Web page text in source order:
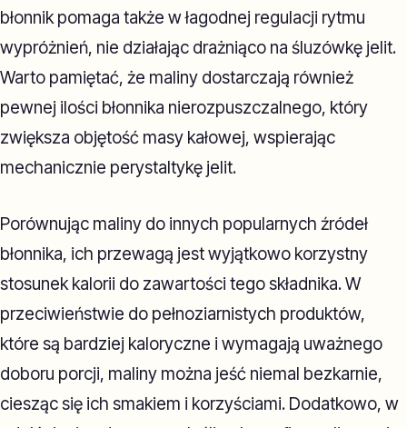
błonnik pomaga także w łagodnej regulacji rytmu
wypróżnień, nie działając drażniąco na śluzówkę jelit.
Warto pamiętać, że maliny dostarczają również
pewnej ilości błonnika nierozpuszczalnego, który
zwiększa objętość masy kałowej, wspierając
mechanicznie perystaltykę jelit.
Porównując maliny do innych popularnych źródeł
błonnika, ich przewagą jest wyjątkowo korzystny
stosunek kalorii do zawartości tego składnika. W
przeciwieństwie do pełnoziarnistych produktów,
które są bardziej kaloryczne i wymagają uważnego
doboru porcji, maliny można jeść niemal bezkarnie,
ciesząc się ich smakiem i korzyściami. Dodatkowo, w